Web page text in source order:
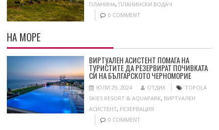
ПЛАНИНА, ПЛАНИНСКИ ВОДАЧ
0 COMMENT
НА МОРЕ
ВИРТУАЛЕН АСИСТЕНТ ПОМАГА НА
ТУРИСТИТЕ ДА РЕЗЕРВИРАТ ПОЧИВКАТА
СИ НА БЪЛГАРСКОТО ЧЕРНОМОРИЕ
ЮЛИ 29, 2024 ОТДИХ
TOPOLA
SKIES RESORT & AQUAPARK, ВИРТУАЛЕН
АСИСТЕНТ, РЕЗЕРВАЦИЯ
0 COMMENT